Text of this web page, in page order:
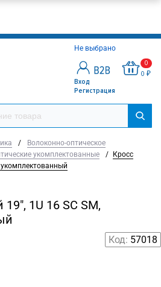
Не выбрано
Вход
Регистрация
0
0 ₽
/
Волоконно-оптическое
укомплектованные /
Кросс
укомплектованный
1U 16 SC SM,
Код: 57018